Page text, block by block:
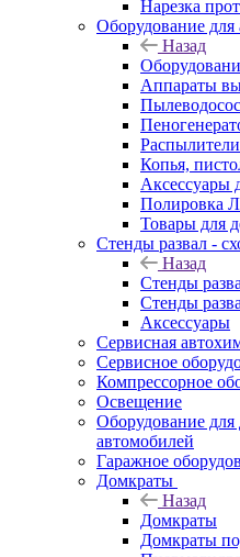
Нарезка
Оборудование для
Назад
Аппараты
Копья,
Аксессуары
Полировка
Товары для
Стенды развал -
Назад
Стенды
Стенды
Аксессуары
Сервисная
Сервисное
Компрессорное
Освещение
Оборудование для
автомобилей
Гаражное
Домкраты
Назад
Домкраты
Домкраты